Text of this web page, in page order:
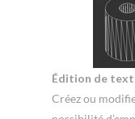
Édition de
Créez ou